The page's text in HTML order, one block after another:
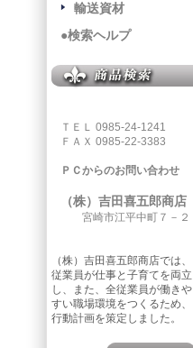
輸送資材
●検索ヘルプ
ＴＥＬ 0985-24-1241
ＦＡＸ 0985-22-3383
ＰＣからのお問い合わせ
（株）吉田喜五郎商店
宮崎市江平中町７－２
（株）吉田喜五郎商店では、
従業員が仕事と子育てを両立
し、また、全従業員が働きや
すい職場環境をつくるため、
行動計画を策定しました。